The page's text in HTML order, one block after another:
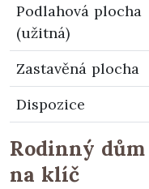
Podlahová plocha
(užitná)
Zastavěná plocha
Dispozice
Rodinný
na klíč